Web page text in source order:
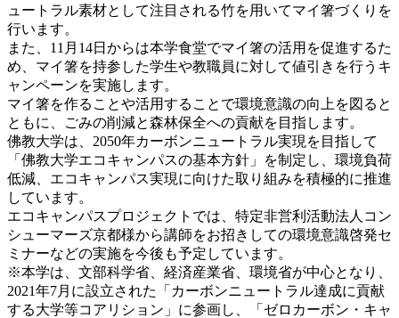
ュートラル素材として注目される竹を用いてマイ箸づくりを
行います。
また、11月14日からは本学食堂でマイ箸の活用を促進するた
め、マイ箸を持参した学生や教職員に対して値引きを行うキ
ャンペーンを実施します。
マイ箸を作ることや活用することで環境意識の向上を図ると
ともに、ごみの削減と森林保全への貢献を目指します。
佛教大学は、2050年カーボンニュートラル実現を目指して
「佛教大学エコキャンパスの基本方針」を制定し、環境負荷
低減、エコキャンパス実現に向けた取り組みを積極的に推進
しています。
エコキャンパスプロジェクトでは、特定非営利活動法人コン
シューマーズ京都様から講師をお招きしての環境意識啓発セ
ミナーなどの実施を今後も予定しています。
※本学は、文部科学省、経済産業省、環境省が中心となり、
2021年7月に設立された「カーボンニュートラル達成に貢献
する大学等コアリション」に参画し、「ゼロカーボン・キャ